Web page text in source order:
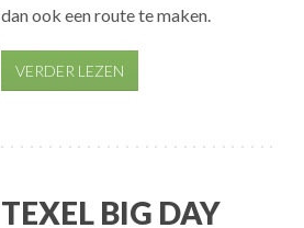
dan ook een route te maken.
VERDER LEZEN
TEXEL BIG DAY